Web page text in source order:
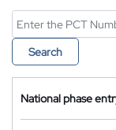
Search
National phase